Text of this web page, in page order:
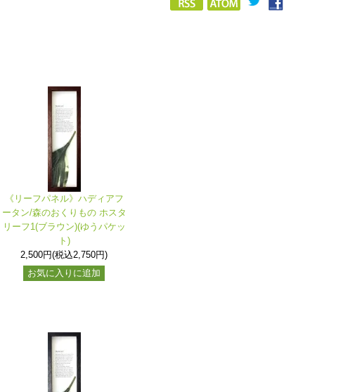
《リーフパネル》ハディアフ
ータン/森のおくりもの ホスタ
リーフ1(ブラウン)(ゆうパケッ
ト)
2,500円(税込2,750円)
お気に入りに追加